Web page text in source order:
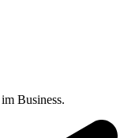
Business.